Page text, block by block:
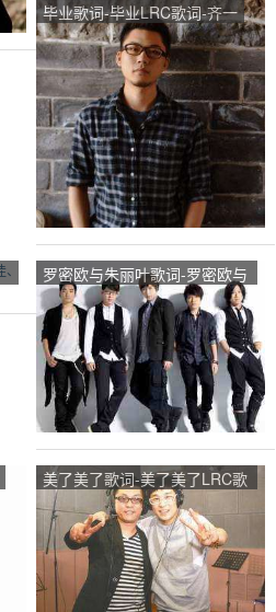
毕业歌词-毕业LRC歌词-齐一
罗密欧与朱丽叶歌词-罗密欧与
朱丽叶LRC歌词-五月天
美了美了歌词-美了美了LRC歌
词-小沈阳、汤潮